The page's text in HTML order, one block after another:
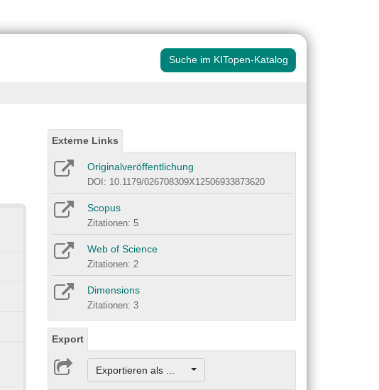
Suche im KITopen-Katalog
Externe Links
Originalveröffentlichung
DOI: 10.1179/026708309X12506933873620
Scopus
Zitationen: 5
Web of Science
Zitationen: 2
Dimensions
Zitationen: 3
Export
Exportieren als ...